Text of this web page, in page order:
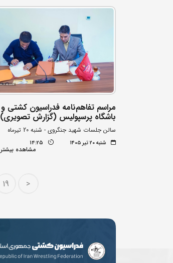
مراسم تفاهم‌نامه فدراسیون کشتی و
باشگاه پرسپولیس (گزارش تصویری)
سالن جلسات شهید جنگروی - شنبه 20 تیرماه
شنبه ۲۰ تیر ۱۴۰۵ 14:25
مشاهده بیشتر
<
19